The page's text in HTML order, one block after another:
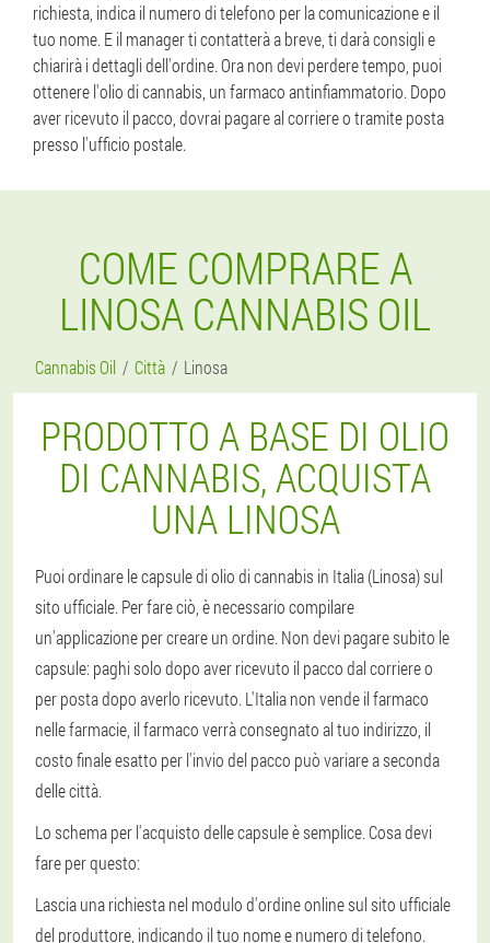
richiesta, indica il numero di telefono per la comunicazione e il
tuo nome. E il manager ti contatterà a breve, ti darà consigli e
chiarirà i dettagli dell'ordine. Ora non devi perdere tempo, puoi
ottenere l'olio di cannabis, un farmaco antinfiammatorio. Dopo
aver ricevuto il pacco, dovrai pagare al corriere o tramite posta
presso l'ufficio postale.
COME COMPRARE A
LINOSA CANNABIS OIL
Cannabis Oil Città Linosa
PRODOTTO A BASE DI OLIO
DI CANNABIS, ACQUISTA
UNA LINOSA
Puoi ordinare le capsule di olio di cannabis in Italia (Linosa) sul
sito ufficiale. Per fare ciò, è necessario compilare
un'applicazione per creare un ordine. Non devi pagare subito le
capsule: paghi solo dopo aver ricevuto il pacco dal corriere o
per posta dopo averlo ricevuto. L'Italia non vende il farmaco
nelle farmacie, il farmaco verrà consegnato al tuo indirizzo, il
costo finale esatto per l'invio del pacco può variare a seconda
delle città.
Lo schema per l'acquisto delle capsule è semplice. Cosa devi
fare per questo:
Lascia una richiesta nel modulo d'ordine online sul sito ufficiale
del produttore, indicando il tuo nome e numero di telefono.